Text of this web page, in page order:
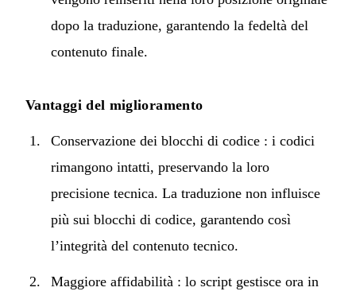
dopo la traduzione, garantendo la fedeltà del
contenuto finale.
Vantaggi del miglioramento
Conservazione dei blocchi di codice : i codici
rimangono intatti, preservando la loro
precisione tecnica. La traduzione non influisce
più sui blocchi di codice, garantendo così
l’integrità del contenuto tecnico.
Maggiore affidabilità : lo script gestisce ora in